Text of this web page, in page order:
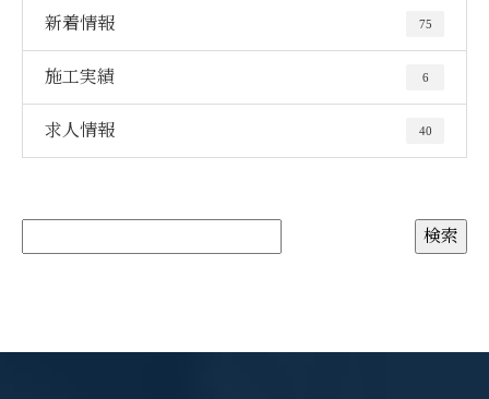
新着情報 75
施工実績 6
求人情報 40